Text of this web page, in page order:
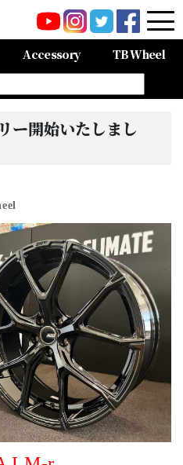
Accessory TB Wheel
開始いたしまし